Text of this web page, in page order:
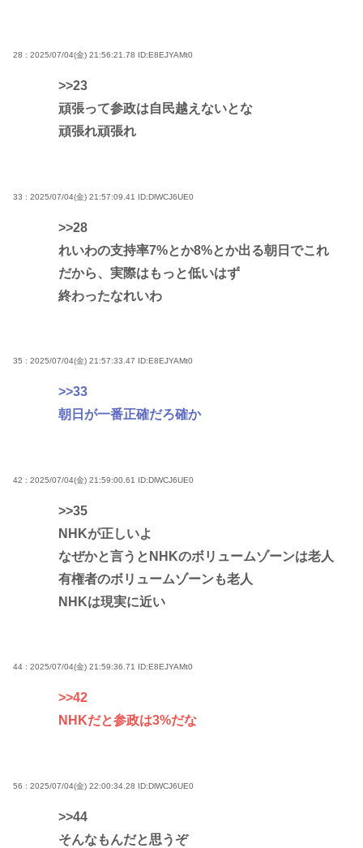
28 : 2025/07/04(金) 21:56:21.78 ID:E8EJYAMt0
>>23
頑張って参政は自民越えないとな
頑張れ頑張れ
33 : 2025/07/04(金) 21:57:09.41 ID:DlWCJ6UE0
>>28
れいわの支持率7%とか8%とか出る朝日でこれ
だから、実際はもっと低いはず
終わったなれいわ
35 : 2025/07/04(金) 21:57:33.47 ID:E8EJYAMt0
>>33
朝日が一番正確だろ確か
42 : 2025/07/04(金) 21:59:00.61 ID:DlWCJ6UE0
>>35
NHKが正しいよ
なぜかと言うとNHKのボリュームゾーンは老人
有権者のボリュームゾーンも老人
NHKは現実に近い
44 : 2025/07/04(金) 21:59:36.71 ID:E8EJYAMt0
>>42
NHKだと参政は3%だな
56 : 2025/07/04(金) 22:00:34.28 ID:DlWCJ6UE0
>>44
そんなもんだと思うぞ